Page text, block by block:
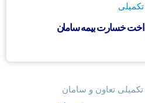
خسارت بیمه سامان